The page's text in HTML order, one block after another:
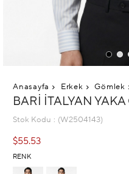
Anasayfa Erkek Gömlek
BARI İTALYAN
Stok Kodu (W2504143)
$55.53
RENK